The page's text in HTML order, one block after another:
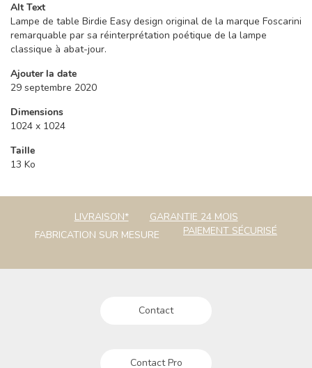
Alt Text
Lampe de table Birdie Easy design original de la marque Foscarini
remarquable par sa réinterprétation poétique de la lampe
classique à abat-jour.
Ajouter la date
29 septembre 2020
Dimensions
1024 x 1024
Taille
13 Ko
LIVRAISON*
GARANTIE 24 MOIS
FABRICATION SUR MESURE
PAIEMENT SÉCURISÉ
Contact
Contact Pro